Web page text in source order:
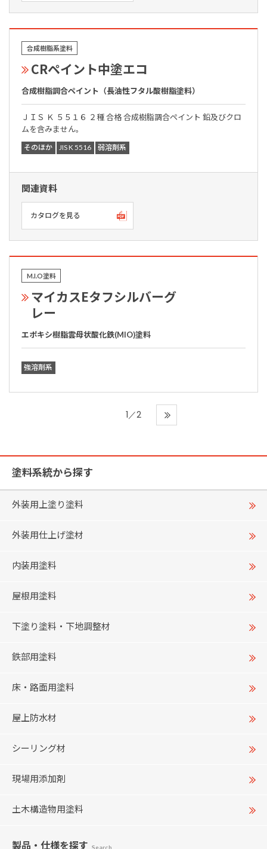
合成樹脂系塗料
CRペイント中塗エコ
合成樹脂調合ペイント（長油性フタル酸樹脂塗料）
ＪＩＳ Ｋ ５５１６ ２種 合格 合成樹脂調合ペイント 鉛及びクロ
ムを含みません。
そのほか JIS K 5516 弱溶剤系
関連資料
カタログを見る
M.I.O塗料
マイカスEタフシルバーグ
レー
エポキシ樹脂雲母状酸化鉄(MIO)塗料
強溶剤系
1／2
塗料系統から探す
外装用上塗り塗料
外装用仕上げ塗材
内装用塗料
屋根用塗料
下塗り塗料・下地調整材
鉄部用塗料
床・路面用塗料
屋上防水材
シーリング材
現場用添加剤
土木構造物用塗料
製品・仕様を探す Search